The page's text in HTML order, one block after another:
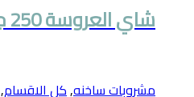
شاي العروسة 250 جرام
مشروبات ساخنه,كل الاقسام,